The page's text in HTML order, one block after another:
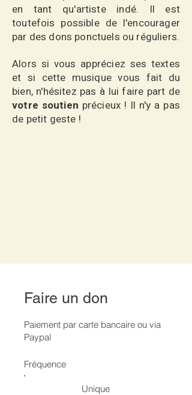
en tant qu'artiste indé. Il est
toutefois possible de l'encourager
par des dons ponctuels ou réguliers.
Alors si vous appréciez ses textes
et si cette musique vous fait du
bien, n'hésitez pas à lui faire part de
votre soutien précieux ! Il n'y a pas
de petit geste !
Faire un don
Paiement par carte bancaire ou via
Paypal
Fréquence
Unique